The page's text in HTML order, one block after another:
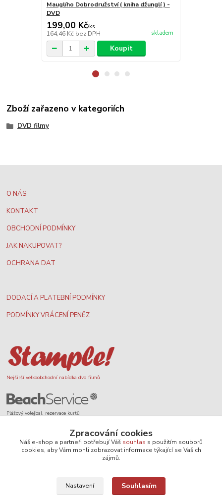
Mauglího Dobrodružství ( kniha džunglí ) -
DVD
199,00 Kč/ks
164,46 Kč bez DPH skladem
Koupit
Zboží zařazeno v kategoriích
DVD filmy
O NÁS
KONTAKT
OBCHODNÍ PODMÍNKY
JAK NAKUPOVAT?
OCHRANA DAT
DODACÍ A PLATEBNÍ PODMÍNKY
PODMÍNKY VRÁCENÍ PENĚZ
Nejširší velkoobchodní nabídka dvd filmů
Plážový volejbal, rezervace kurtů
Zpracování cookies
Náš e-shop a partneři potřebují Váš souhlas s použitím souborů
cookies, aby Vám mohli zobrazovat informace týkající se Vašich
zájmů.
Nastavení Souhlasím